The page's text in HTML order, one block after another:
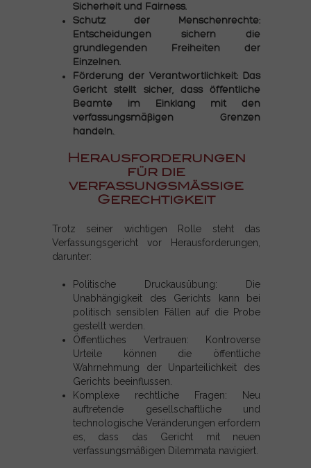
Sicherheit und Fairness.
Schutz der Menschenrechte:
Entscheidungen sichern die
grundlegenden Freiheiten der
Einzelnen.
Förderung der Verantwortlichkeit: Das
Gericht stellt sicher, dass öffentliche
Beamte im Einklang mit den
verfassungsmäßigen Grenzen
handeln.
Herausforderungen
für die
verfassungsmäßige
Gerechtigkeit
Trotz seiner wichtigen Rolle steht das
Verfassungsgericht vor Herausforderungen,
darunter:
Politische Druckausübung: Die
Unabhängigkeit des Gerichts kann bei
politisch sensiblen Fällen auf die Probe
gestellt werden.
Öffentliches Vertrauen: Kontroverse
Urteile können die öffentliche
Wahrnehmung der Unparteilichkeit des
Gerichts beeinflussen.
Komplexe rechtliche Fragen: Neu
auftretende gesellschaftliche und
technologische Veränderungen erfordern
es, dass das Gericht mit neuen
verfassungsmäßigen Dilemmata navigiert.